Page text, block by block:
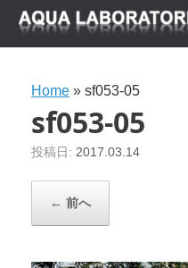
Home » sf053-05
sf053-05
投稿日: 2017.03.14
← 前へ